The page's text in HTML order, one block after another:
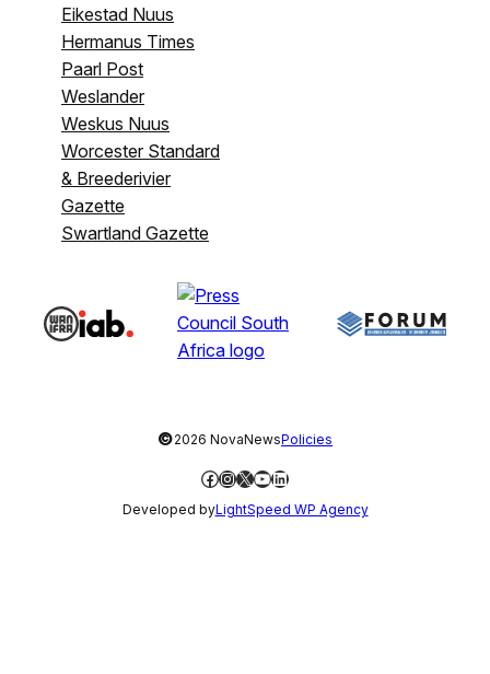
Eikestad Nuus
Hermanus Times
Paarl Post
Weslander
Weskus Nuus
Worcester Standard
& Breederivier
Gazette
Swartland Gazette
©2026 NovaNewsPolicies
Facebook
Instagram
X YouTube
LinkedIn
Developed byLightSpeed WP Agency